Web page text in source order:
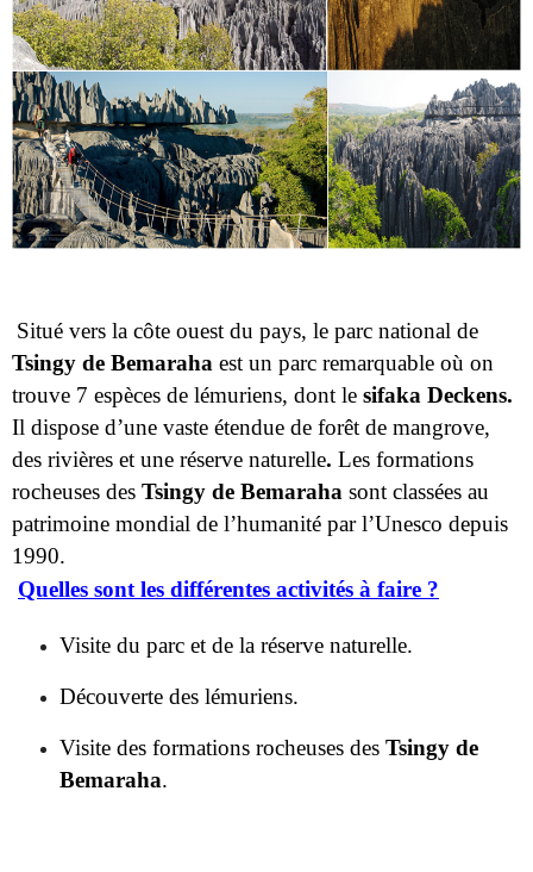
Situé vers la côte ouest du pays, le parc national de
Tsingy de Bemarahaest un parc remarquable où on
Il dispose d’une vaste étendue de forêt de mangrove,
des rivières et une réserve naturelle
Les formations
rocheuses des
Tsingy de Bemarahasont classées au
patrimoine mondial de l’humanité par l’Unesco depuis
1990.
Quelles sont les différentes activités à faire ?
Visite du parc et de la réserve naturelle.
Découverte des lémuriens.
Visite des formations rocheuses desTsingy de
10/ PARC NATIONAL DE